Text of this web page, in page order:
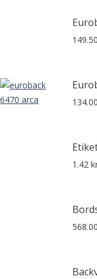
149.50
134.00
1.42
568.00